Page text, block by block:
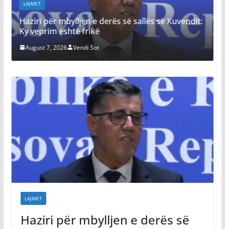
mbylljen e derës së sallës së Kuvendit:
është frikë
7, 2026 Vendi Sot
Gjini:
qytetarët
zezë vendit
August 7, 2026
LAJMET
Haziri për mbylljen e derës së